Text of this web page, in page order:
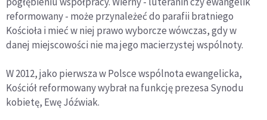
reformowany - może przynależeć do parafii bratniego
Kościoła i mieć w niej prawo wyborcze wówczas, gdy w
danej miejscowości nie ma jego macierzystej wspólnoty.
W 2012, jako pierwsza w Polsce wspólnota ewangelicka,
Kościół reformowany wybrał na funkcję prezesa Synodu
kobietę, Ewę Jóźwiak.